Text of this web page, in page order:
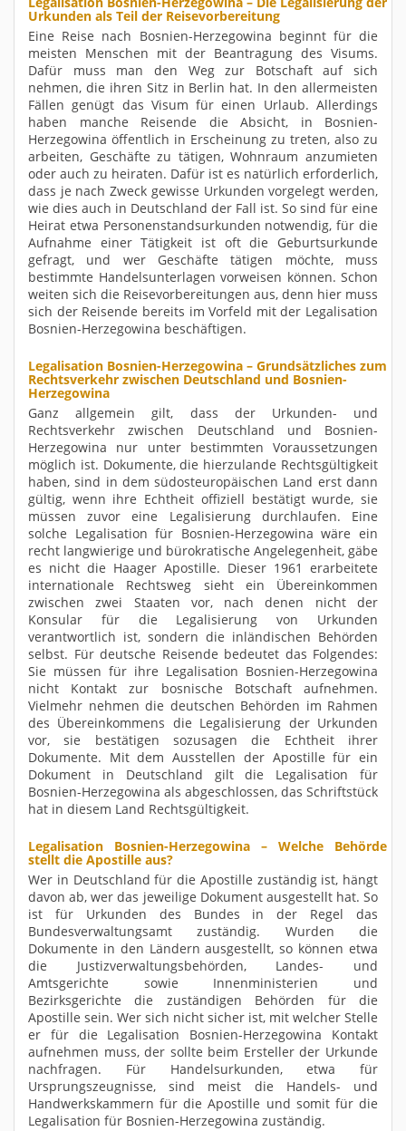
Urkunden als Teil der Reisevorbereitung
Eine Reise nach Bosnien-Herzegowina beginnt für die
meisten Menschen mit der Beantragung des Visums.
Dafür muss man den Weg zur Botschaft auf sich
nehmen, die ihren Sitz in Berlin hat. In den allermeisten
Fällen genügt das Visum für einen Urlaub. Allerdings
haben manche Reisende die Absicht, in Bosnien-
Herzegowina öffentlich in Erscheinung zu treten, also zu
arbeiten, Geschäfte zu tätigen, Wohnraum anzumieten
oder auch zu heiraten. Dafür ist es natürlich erforderlich,
dass je nach Zweck gewisse Urkunden vorgelegt werden,
wie dies auch in Deutschland der Fall ist. So sind für eine
Heirat etwa Personenstandsurkunden notwendig, für die
Aufnahme einer Tätigkeit ist oft die Geburtsurkunde
gefragt, und wer Geschäfte tätigen möchte, muss
bestimmte Handelsunterlagen vorweisen können. Schon
weiten sich die Reisevorbereitungen aus, denn hier muss
sich der Reisende bereits im Vorfeld mit der Legalisation
Bosnien-Herzegowina beschäftigen.
Legalisation Bosnien-Herzegowina – Grundsätzliches zum
Rechtsverkehr zwischen Deutschland und Bosnien-
Herzegowina
Ganz allgemein gilt, dass der Urkunden- und
Rechtsverkehr zwischen Deutschland und Bosnien-
Herzegowina nur unter bestimmten Voraussetzungen
möglich ist. Dokumente, die hierzulande Rechtsgültigkeit
haben, sind in dem südosteuropäischen Land erst dann
gültig, wenn ihre Echtheit offiziell bestätigt wurde, sie
müssen zuvor eine Legalisierung durchlaufen. Eine
solche Legalisation für Bosnien-Herzegowina wäre ein
recht langwierige und bürokratische Angelegenheit, gäbe
es nicht die Haager Apostille. Dieser 1961 erarbeitete
internationale Rechtsweg sieht ein Übereinkommen
zwischen zwei Staaten vor, nach denen nicht der
Konsular für die Legalisierung von Urkunden
verantwortlich ist, sondern die inländischen Behörden
selbst. Für deutsche Reisende bedeutet das Folgendes:
Sie müssen für ihre Legalisation Bosnien-Herzegowina
nicht Kontakt zur bosnische Botschaft aufnehmen.
Vielmehr nehmen die deutschen Behörden im Rahmen
des Übereinkommens die Legalisierung der Urkunden
vor, sie bestätigen sozusagen die Echtheit ihrer
Dokumente. Mit dem Ausstellen der Apostille für ein
Dokument in Deutschland gilt die Legalisation für
Bosnien-Herzegowina als abgeschlossen, das Schriftstück
hat in diesem Land Rechtsgültigkeit.
Legalisation Bosnien-Herzegowina – Welche Behörde
stellt die Apostille aus?
Wer in Deutschland für die Apostille zuständig ist, hängt
davon ab, wer das jeweilige Dokument ausgestellt hat. So
ist für Urkunden des Bundes in der Regel das
Bundesverwaltungsamt zuständig. Wurden die
Dokumente in den Ländern ausgestellt, so können etwa
die Justizverwaltungsbehörden, Landes- und
Amtsgerichte sowie Innenministerien und
Bezirksgerichte die zuständigen Behörden für die
Apostille sein. Wer sich nicht sicher ist, mit welcher Stelle
er für die Legalisation Bosnien-Herzegowina Kontakt
aufnehmen muss, der sollte beim Ersteller der Urkunde
nachfragen. Für Handelsurkunden, etwa für
Ursprungszeugnisse, sind meist die Handels- und
Handwerkskammern für die Apostille und somit für die
Legalisation für Bosnien-Herzegowina zuständig.